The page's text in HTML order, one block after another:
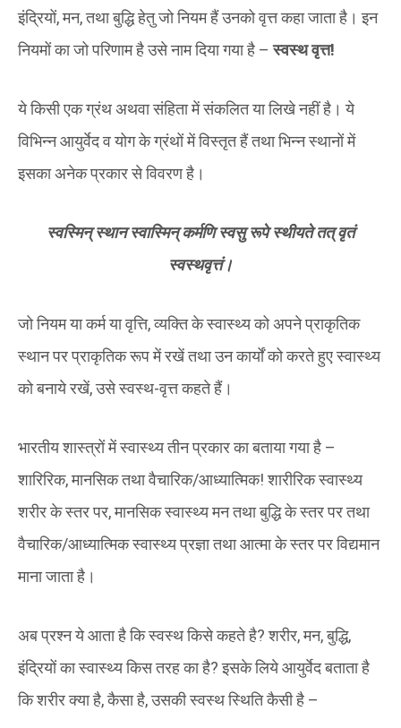
इंद्रियों, मन, तथा बुद्धि हेतु जो नियम हैं उनको वृत्त कहा जाता है। इन
नियमों का जो परिणाम है उसे नाम दिया गया है –स्वस्थ वृत्त!
ये किसी एक ग्रंथ अथवा संहिता में संकलित या लिखे नहीं है। ये
विभिन्न आयुर्वेद व योग के ग्रंथों में विस्तृत हैं तथा भिन्न स्थानों में
इसका अनेक प्रकार से विवरण है।
स्वस्मिन् स्थान स्वास्मिन् कर्मणि स्वसु रूपे स्थीयते तत् वृतं
स्वस्थवृत्तं।
जो नियम या कर्म या वृत्ति, व्यक्ति के स्वास्थ्य को अपने प्राकृतिक
स्थान पर प्राकृतिक रूप में रखें तथा उन कार्यों को करते हुए स्वास्थ्य
को बनाये रखें, उसे स्वस्थ-वृत्त कहते हैं।
भारतीय शास्त्रों में स्वास्थ्य तीन प्रकार का बताया गया है –
शारिरिक, मानसिक तथा वैचारिक/आध्यात्मिक! शारीरिक स्वास्थ्य
शरीर के स्तर पर, मानसिक स्वास्थ्य मन तथा बुद्धि के स्तर पर तथा
वैचारिक/आध्यात्मिक स्वास्थ्य प्रज्ञा तथा आत्मा के स्तर पर विद्यमान
माना जाता है।
अब प्रश्न ये आता है कि स्वस्थ किसे कहते है? शरीर, मन, बुद्धि,
इंद्रियों का स्वास्थ्य किस तरह का है? इसके लिये आयुर्वेद बताता है
कि शरीर क्या है, कैसा है, उसकी स्वस्थ स्थिति कैसी है –